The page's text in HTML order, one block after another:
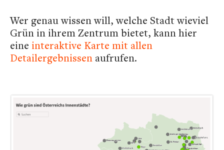
Wer genau wissen will, welche Stadt wieviel
Grün in ihrem Zentrum bietet, kann hier
eine interaktive Karte mit allen
Detailergebnissen aufrufen.